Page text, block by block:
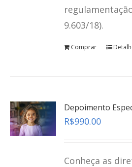
9.603/18).
Comprar
Depoimento
R$990.00
Conheça as